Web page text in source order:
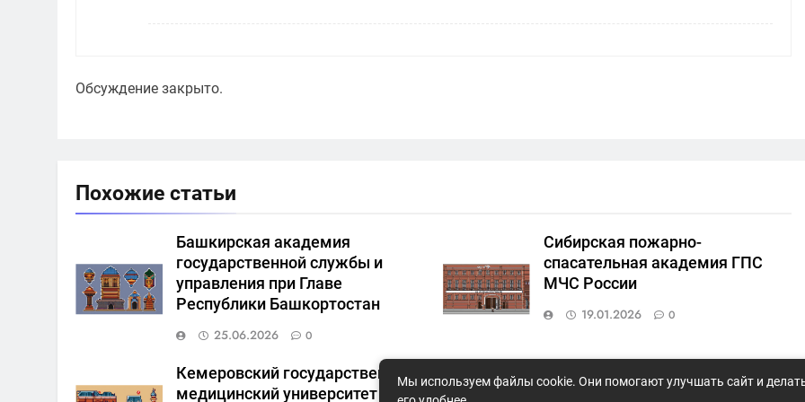
Обсуждение закрыто.
Похожие статьи
Башкирская академия
государственной службы и
управления при Главе
Республики Башкортостан
25.06.2026 0
Сибирская пожарно-
спасательная академия ГПС
МЧС России
19.01.2026 0
Кемеровский государственный
медицинский университет
Кемеровский государственный
медицинский университет
Мы используем файлы cookie. Они помогают улучшать сайт и